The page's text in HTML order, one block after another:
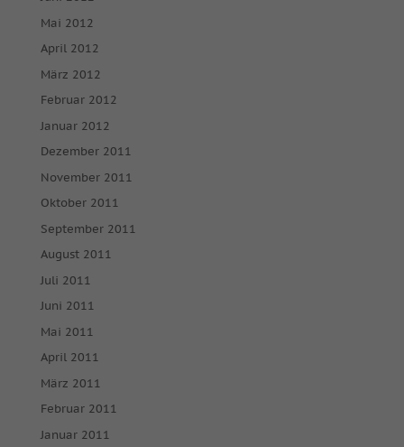
Mai 2012
April 2012
März 2012
Februar 2012
Januar 2012
Dezember 2011
November 2011
Oktober 2011
September 2011
August 2011
Juli 2011
Juni 2011
Mai 2011
April 2011
März 2011
Februar 2011
Januar 2011
keiner manuellen Einwilligung mehr.
powered by Borlabs Cookie